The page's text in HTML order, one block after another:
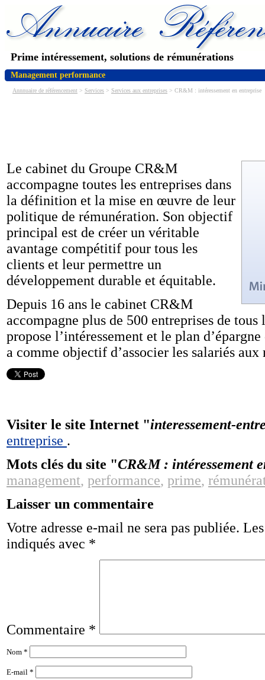
Prime intéressement, solutions de rémunérations
Management performance
Annnuaire de référencement > Services > Services aux entreprises > CR&M : intéressement en entreprise
Le cabinet du Groupe CR&M
accompagne toutes les entreprises dans
la définition et la mise en œuvre de leur
politique de rémunération. Son objectif
principal est de créer un véritable
avantage compétitif pour tous les
clients et leur permettre un
développement durable et équitable.
Depuis 16 ans le cabinet CR&M
accompagne plus de 500 entreprises de
propose l’intéressement et le plan
a comme objectif d’associer les salariés aux
Visiter le site Internet "interessement-
entreprise .
Mots clés du site "CR&M : intéressement
management, performance, prime,
Laisser un commentaire
Votre adresse e-mail ne sera pas publiée.
indiqués avec *
Commentaire *
Nom *
E-mail *